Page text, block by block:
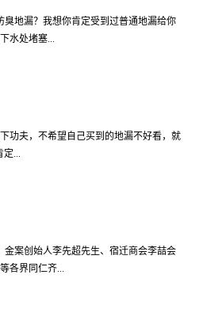
替代老式地漏的最佳产品。 防 臭 金
下形成的自动密封式地漏。与传统的地漏
更耐久。
地漏？我想你肯定受到过普通地漏给你
水处堵塞...
、普通地漏。 其优点有超快排水、精铜
夫，不希望自己买到的地漏不好看，就
定...
上下制动开闭的地漏装置，它通过对重力
封垫一打开时就是大行程量，再有其直排
防地漏实际检测值到1.4升/秒。3、防堵
金案创始人李先超先生、宿迁商会李喆会
各界同仁齐...